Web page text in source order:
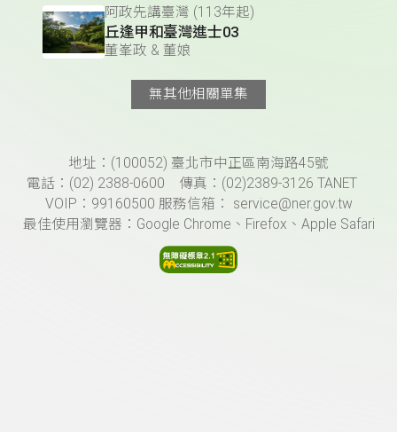
阿政先講臺灣 (113年起)
丘逢甲和臺灣進士03
董峯政 & 董娘
無其他相關單集
頁尾資訊地址：(100052) 臺北市中正區南海路45號
電話：(02) 2388-0600 傳真：(02)2389-3126 TANET
VOIP：99160500 服務信箱： service@ner.gov.tw
最佳使用瀏覽器：Google Chrome、Firefox、Apple Safari